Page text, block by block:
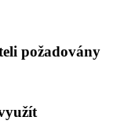
požadovány